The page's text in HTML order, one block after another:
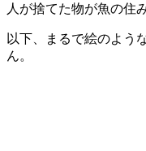
人が捨てた物が魚の住
以下、まるで絵のよう
ん。